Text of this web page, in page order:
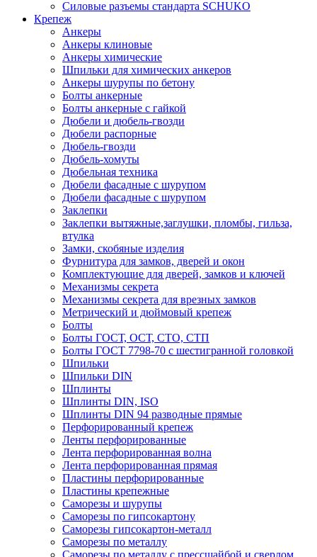
Силовые разъемы стандарта SCHUKO
Крепеж
Анкеры
Анкеры клиновые
Анкеры химические
Шпильки для химических анкеров
Анкеры шурупы по бетону
Болты анкерные
Болты анкерные с гайкой
Дюбели и дюбель-гвозди
Дюбели распорные
Дюбель-гвозди
Дюбель-хомуты
Дюбельная техника
Дюбели фасадные с шурупом
Дюбели фасадные с шурупом
Заклепки
Заклепки вытяжные,заглушки, пломбы, гильза,
втулка
Замки, скобяные изделия
Фурнитура для замков, дверей и окон
Комплектующие для дверей, замков и ключей
Механизмы секрета
Механизмы секрета для врезных замков
Метрический и дюймовый крепеж
Болты
Болты ГОСТ, ОСТ, СТО, СТП
Болты ГОСТ 7798-70 с шестигранной головкой
Шпильки
Шпильки DIN
Шплинты
Шплинты DIN, ISO
Шплинты DIN 94 разводные прямые
Перфорированный крепеж
Ленты перфорированные
Лента перфорированная волна
Лента перфорированная прямая
Пластины перфорированные
Пластины крепежные
Саморезы и шурупы
Саморезы по гипсокартону
Саморезы гипсокартон-металл
Саморезы по металлу
Саморезы по металлу с прессшайбой и сверлом